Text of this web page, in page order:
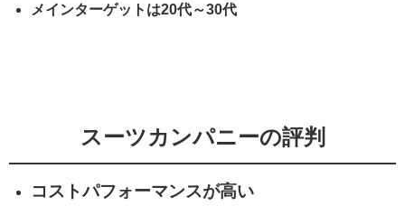
メインターゲットは20代～30代
スーツカンパニーの評判
コストパフォーマンスが高い